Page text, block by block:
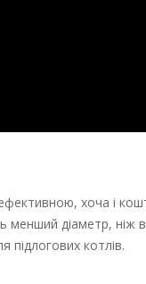
хоча і
діаметр, ніж
підлогових котлів.